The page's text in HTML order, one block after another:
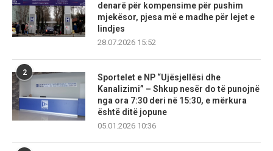
denarë për kompensime për pushim
mjekësor, pjesa më e madhe për lejet e
lindjes
28.07.2026 15:52
2
Sportelet e NP “Ujësjellësi dhe
Kanalizimi” – Shkup nesër do të punojnë
nga ora 7:30 deri në 15:30, e mërkura
është ditë jopune
05.01.2026 10:36